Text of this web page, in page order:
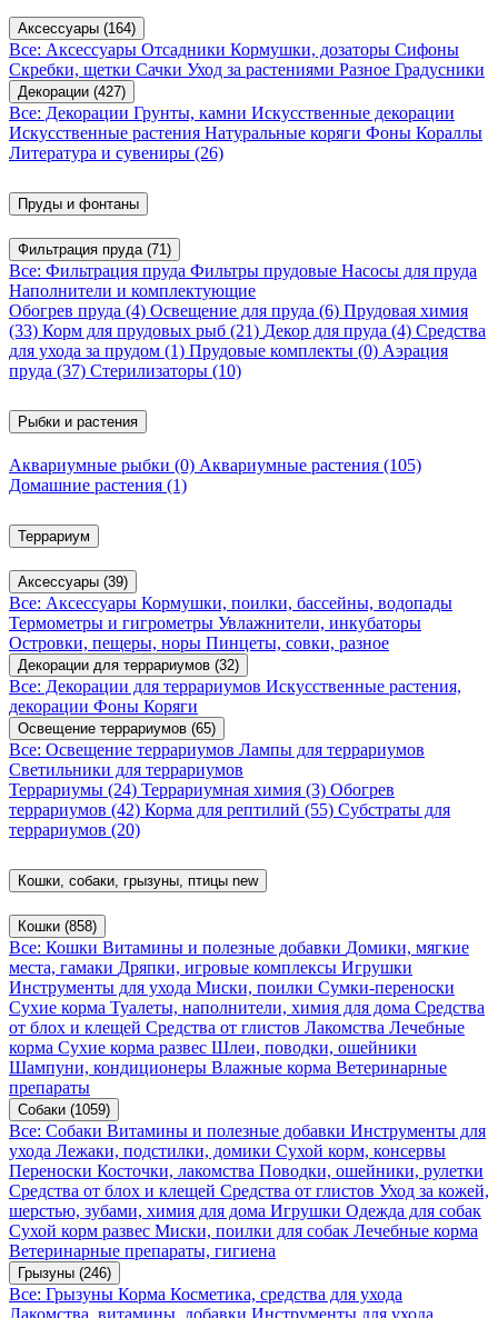
Аксессуары (164)
Все: Аксессуары Отсадники Кормушки, дозаторы Сифоны
Скребки, щетки Сачки Уход за растениями Разное Градусники
Декорации (427)
Все: Декорации Грунты, камни Искусственные декорации
Искусственные растения Натуральные коряги Фоны Кораллы
Литература и сувениры (26)
Пруды и фонтаны
Фильтрация пруда (71)
Все: Фильтрация пруда Фильтры прудовые Насосы для пруда
Наполнители и комплектующие
Обогрев пруда (4) Освещение для пруда (6) Прудовая химия
(33) Корм для прудовых рыб (21) Декор для пруда (4) Средства
для ухода за прудом (1) Прудовые комплекты (0) Аэрация
пруда (37) Стерилизаторы (10)
Рыбки и растения
Аквариумные рыбки (0) Аквариумные растения (105)
Домашние растения (1)
Террариум
Аксессуары (39)
Все: Аксессуары Кормушки, поилки, бассейны, водопады
Термометры и гигрометры Увлажнители, инкубаторы
Островки, пещеры, норы Пинцеты, совки, разное
Декорации для террариумов (32)
Все: Декорации для террариумов Искусственные растения,
декорации Фоны Коряги
Освещение террариумов (65)
Все: Освещение террариумов Лампы для террариумов
Светильники для террариумов
Террариумы (24) Террариумная химия (3) Обогрев
террариумов (42) Корма для рептилий (55) Субстраты для
террариумов (20)
Кошки, собаки, грызуны, птицы new
Кошки (858)
Все: Кошки Витамины и полезные добавки Домики, мягкие
места, гамаки Дряпки, игровые комплексы Игрушки
Инструменты для ухода Миски, поилки Сумки-переноски
Сухие корма Туалеты, наполнители, химия для дома Средства
от блох и клещей Средства от глистов Лакомства Лечебные
корма Сухие корма развес Шлеи, поводки, ошейники
Шампуни, кондиционеры Влажные корма Ветеринарные
препараты
Собаки (1059)
Все: Собаки Витамины и полезные добавки Инструменты для
ухода Лежаки, подстилки, домики Сухой корм, консервы
Переноски Косточки, лакомства Поводки, ошейники, рулетки
Средства от блох и клещей Средства от глистов Уход за кожей,
шерстью, зубами, химия для дома Игрушки Одежда для собак
Сухой корм развес Миски, поилки для собак Лечебные корма
Ветеринарные препараты, гигиена
Грызуны (246)
Все: Грызуны Корма Косметика, средства для ухода
Лакомства, витамины, добавки Инструменты для ухода